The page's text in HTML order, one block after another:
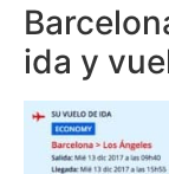
ida y